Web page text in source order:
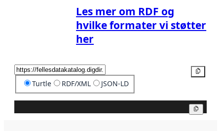
Les mer om RDF og
hvilke formater vi støtter
her
Turtle RDF/XML JSON-LD